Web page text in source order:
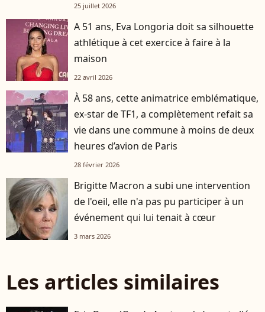
25 juillet 2026
A 51 ans, Eva Longoria doit sa silhouette
athlétique à cet exercice à faire à la
maison
22 avril 2026
À 58 ans, cette animatrice emblématique,
ex-star de TF1, a complètement refait sa
vie dans une commune à moins de deux
heures d’avion de Paris
28 février 2026
Brigitte Macron a subi une intervention
de l'oeil, elle n'a pas pu participer à un
événement qui lui tenait à cœur
3 mars 2026
Les articles similaires